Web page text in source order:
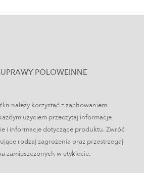
informacje
UPRAWY POLOWEINNE
należy korzystać z zachowaniem
użyciem przeczytaj informacje
i informacje dotyczące produktu. Zwróć
rodzaj zagrożenia oraz przestrzegaj
zamieszczonych w etykiecie.